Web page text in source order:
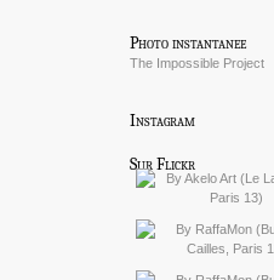
Photo instantanee
The Impossible Project
Instagram
Sur Flickr